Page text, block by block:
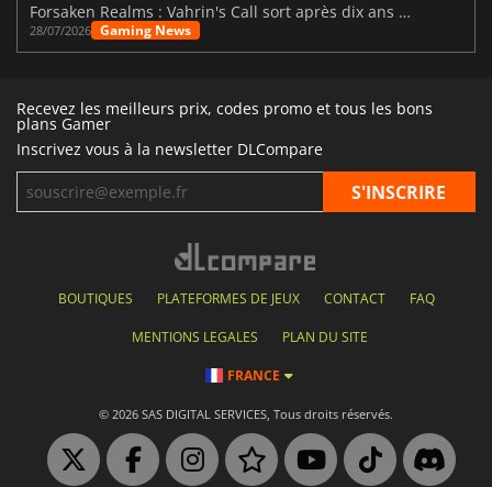
Forsaken Realms : Vahrin's Call sort après dix ans de développement
28/07/2026 Gaming News
Recevez les meilleurs prix, codes promo et tous les bons
plans Gamer
Inscrivez vous à la newsletter DLCompare
BOUTIQUES PLATEFORMES DE JEUX CONTACT FAQ
MENTIONS LEGALES PLAN DU SITE
FRANCE
© 2026 SAS DIGITAL SERVICES, Tous droits réservés.